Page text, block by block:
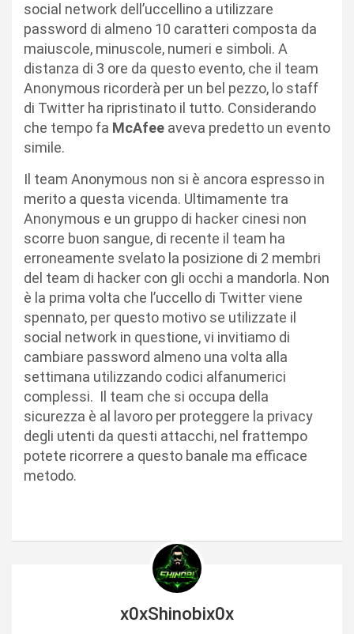
social network dell’uccellino a utilizzare
password di almeno 10 caratteri composta da
maiuscole, minuscole, numeri e simboli. A
distanza di 3 ore da questo evento, che il team
Anonymous ricorderà per un bel pezzo, lo staff
di Twitter ha ripristinato il tutto. Considerando
che tempo fa McAfee aveva predetto un evento
simile.
Il team Anonymous non si è ancora espresso in
merito a questa vicenda. Ultimamente tra
Anonymous e un gruppo di hacker cinesi non
scorre buon sangue, di recente il team ha
erroneamente svelato la posizione di 2 membri
del team di hacker con gli occhi a mandorla. Non
è la prima volta che l’uccello di Twitter viene
spennato, per questo motivo se utilizzate il
social network in questione, vi invitiamo di
cambiare password almeno una volta alla
settimana utilizzando codici alfanumerici
complessi. Il team che si occupa della
sicurezza è al lavoro per proteggere la privacy
degli utenti da questi attacchi, nel frattempo
potete ricorrere a questo banale ma efficace
metodo.
x0xShinobix0x